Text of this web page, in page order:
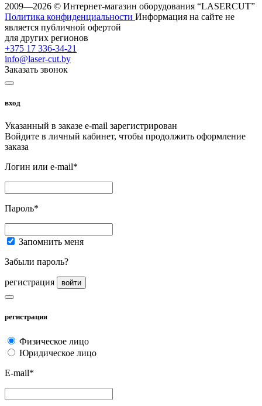
2009—2026 © Интернет-магазин оборудования “LASERCUT”
Политика конфиденциальности Информация на сайте не
является публичной офертой
для других регионов
+375 17 336-34-21
info@laser-cut.by
Заказать звонок
вход
Указанный в заказе e-mail зарегистрирован
Войдите в личный кабинет, чтобы продолжить оформление
заказа
Логин или e-mail*
Пароль*
Запомнить меня
Забыли пароль?
регистрация войти
регистрация
Физическое лицо
Юридическое лицо
E-mail*